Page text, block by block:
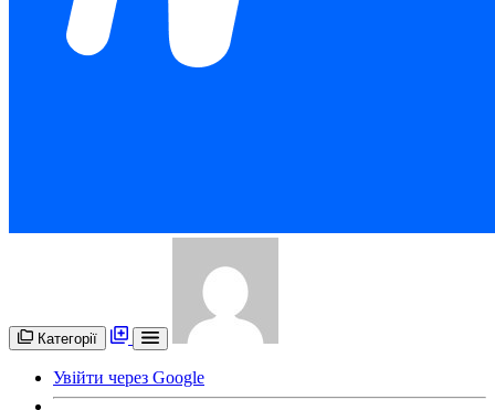
Категорії
Увійти через Google